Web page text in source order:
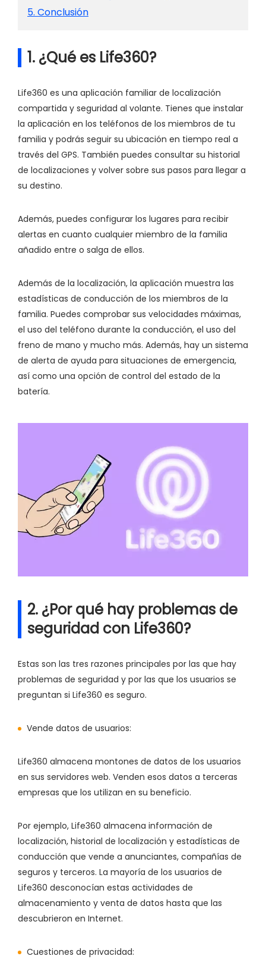
5. Conclusión
1. ¿Qué es Life360?
Life360 es una aplicación familiar de localización
compartida y seguridad al volante. Tienes que instalar
la aplicación en los teléfonos de los miembros de tu
familia y podrás seguir su ubicación en tiempo real a
través del GPS. También puedes consultar su historial
de localizaciones y volver sobre sus pasos para llegar a
su destino.
Además, puedes configurar los lugares para recibir
alertas en cuanto cualquier miembro de la familia
añadido entre o salga de ellos.
Además de la localización, la aplicación muestra las
estadísticas de conducción de los miembros de la
familia. Puedes comprobar sus velocidades máximas,
el uso del teléfono durante la conducción, el uso del
freno de mano y mucho más. Además, hay un sistema
de alerta de ayuda para situaciones de emergencia,
así como una opción de control del estado de la
batería.
2. ¿Por qué hay problemas de
seguridad con Life360?
Estas son las tres razones principales por las que hay
problemas de seguridad y por las que los usuarios se
preguntan si Life360 es seguro.
Vende datos de usuarios:
Life360 almacena montones de datos de los usuarios
en sus servidores web. Venden esos datos a terceras
empresas que los utilizan en su beneficio.
Por ejemplo, Life360 almacena información de
localización, historial de localización y estadísticas de
conducción que vende a anunciantes, compañías de
seguros y terceros. La mayoría de los usuarios de
Life360 desconocían estas actividades de
almacenamiento y venta de datos hasta que las
descubrieron en Internet.
Cuestiones de privacidad: